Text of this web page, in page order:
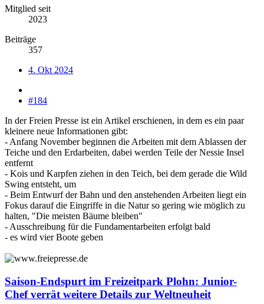
Mitglied seit
2023
Beiträge
357
4. Okt 2024
#184
In der Freien Presse ist ein Artikel erschienen, in dem es ein paar
kleinere neue Informationen gibt:
- Anfang November beginnen die Arbeiten mit dem Ablassen der
Teiche und den Erdarbeiten, dabei werden Teile der Nessie Insel
entfernt
- Kois und Karpfen ziehen in den Teich, bei dem gerade die Wild
Swing entsteht, um
- Beim Entwurf der Bahn und den anstehenden Arbeiten liegt ein
Fokus darauf die Eingriffe in die Natur so gering wie möglich zu
halten, "Die meisten Bäume bleiben"
- Ausschreibung für die Fundamentarbeiten erfolgt bald
- es wird vier Boote geben
Saison-Endspurt im Freizeitpark Plohn: Junior-
Chef verrät weitere Details zur Weltneuheit